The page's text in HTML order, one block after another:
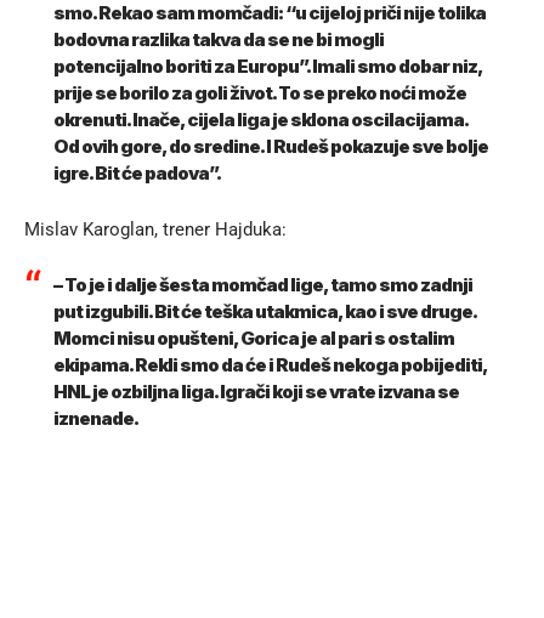
smo. Rekao sam momčadi: “u cijeloj priči nije tolika
bodovna razlika takva da se ne bi mogli
potencijalno boriti za Europu”. Imali smo dobar niz,
prije se borilo za goli život. To se preko noći može
okrenuti. Inače, cijela liga je sklona oscilacijama.
Od ovih gore, do sredine. I Rudeš pokazuje sve bolje
igre. Bit će padova”.
Mislav Karoglan, trener Hajduka:
– To je i dalje šesta momčad lige, tamo smo zadnji
put izgubili. Bit će teška utakmica, kao i sve druge.
Momci nisu opušteni, Gorica je al pari s ostalim
ekipama. Rekli smo da će i Rudeš nekoga pobijediti,
HNL je ozbiljna liga. Igrači koji se vrate izvana se
iznenade.